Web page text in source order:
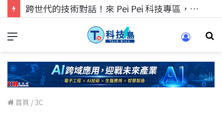
跨世代的技術對話！來 Pei Pei 科技專區，用專業洞察引領學弟妹成長
首頁 / 3C